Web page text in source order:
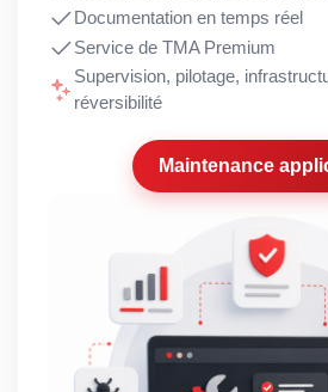
Documentation en temps réel
Service de TMA Premium
Supervision, pilotage,
réversibilité
Maintenance